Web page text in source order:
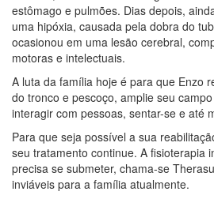
estômago e pulmões. Dias depois,
uma hipóxia, causada pela dobra do
ocasionou em uma lesão cerebral,
motoras e intelectuais.
A luta da família hoje é para que Enzo
do tronco e pescoço, amplie seu
interagir com pessoas, sentar-se e até
Para que seja possível a sua
seu tratamento continue. A fisioterapia
precisa se submeter, chama-se
inviáveis para a família atualmente.